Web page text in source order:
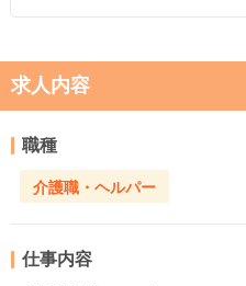
求人内容
職種
介護職・ヘルパー
仕事内容